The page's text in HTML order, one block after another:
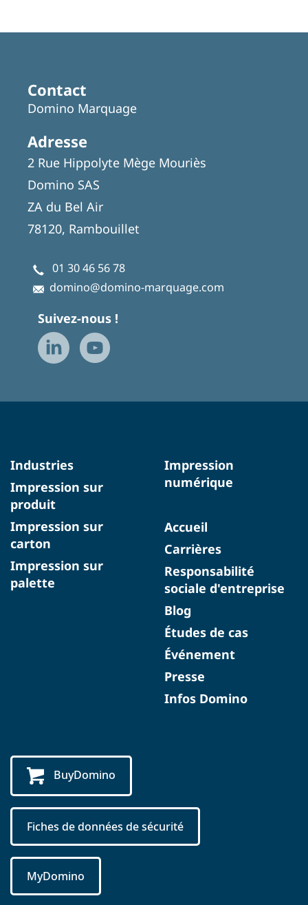
Contact
Domino Marquage
Adresse
2 Rue Hippolyte Mège Mouriès
Domino SAS
ZA du Bel Air
78120, Rambouillet
01 30 46 56 78
domino@domino-marquage.com
Suivez-nous !
Industries
Impression sur
produit
Impression sur
carton
Impression sur
palette
Impression
numérique
Accueil
Carrières
Responsabilité
sociale d'entreprise
Blog
Études de cas
Événement
Presse
Infos Domino
BuyDomino
Fiches de données de sécurité
MyDomino